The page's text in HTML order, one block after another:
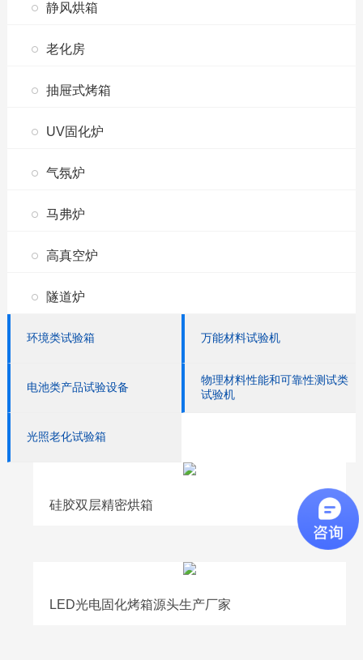
静风烘箱
老化房
抽屉式烤箱
UV固化炉
气氛炉
马弗炉
高真空炉
隧道炉
环境类试验箱 万能材料试验机
电池类产品试验设备
物理材料性能和可靠性测试类
试验机
光照老化试验箱
硅胶双层精密烘箱
LED光电固化烤箱源头生产厂家